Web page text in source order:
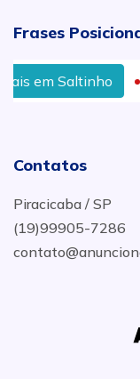
Frases
Exaustor
Contatos
Piracicaba / SP
(19)99905-7286